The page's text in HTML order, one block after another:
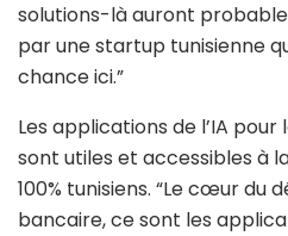
solutions-là auront
par une startup tunisienne
chance ici.”
Les applications de l’IA
sont utiles et accessibles à
100% tunisiens. “Le cœur du
bancaire, ce sont les